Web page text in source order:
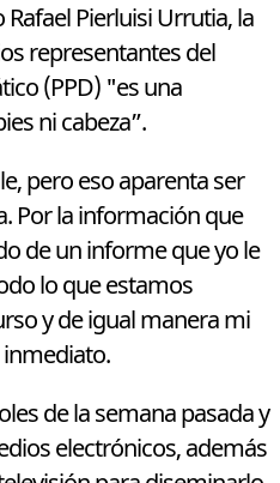
Pierluisi Urrutia, la
representantes del
(PPD) "es una
ni cabeza”.
pero eso aparenta ser
Por la información que
de un informe que yo le
lo que estamos
y de igual manera mi
de la semana pasada y
electrónicos, además